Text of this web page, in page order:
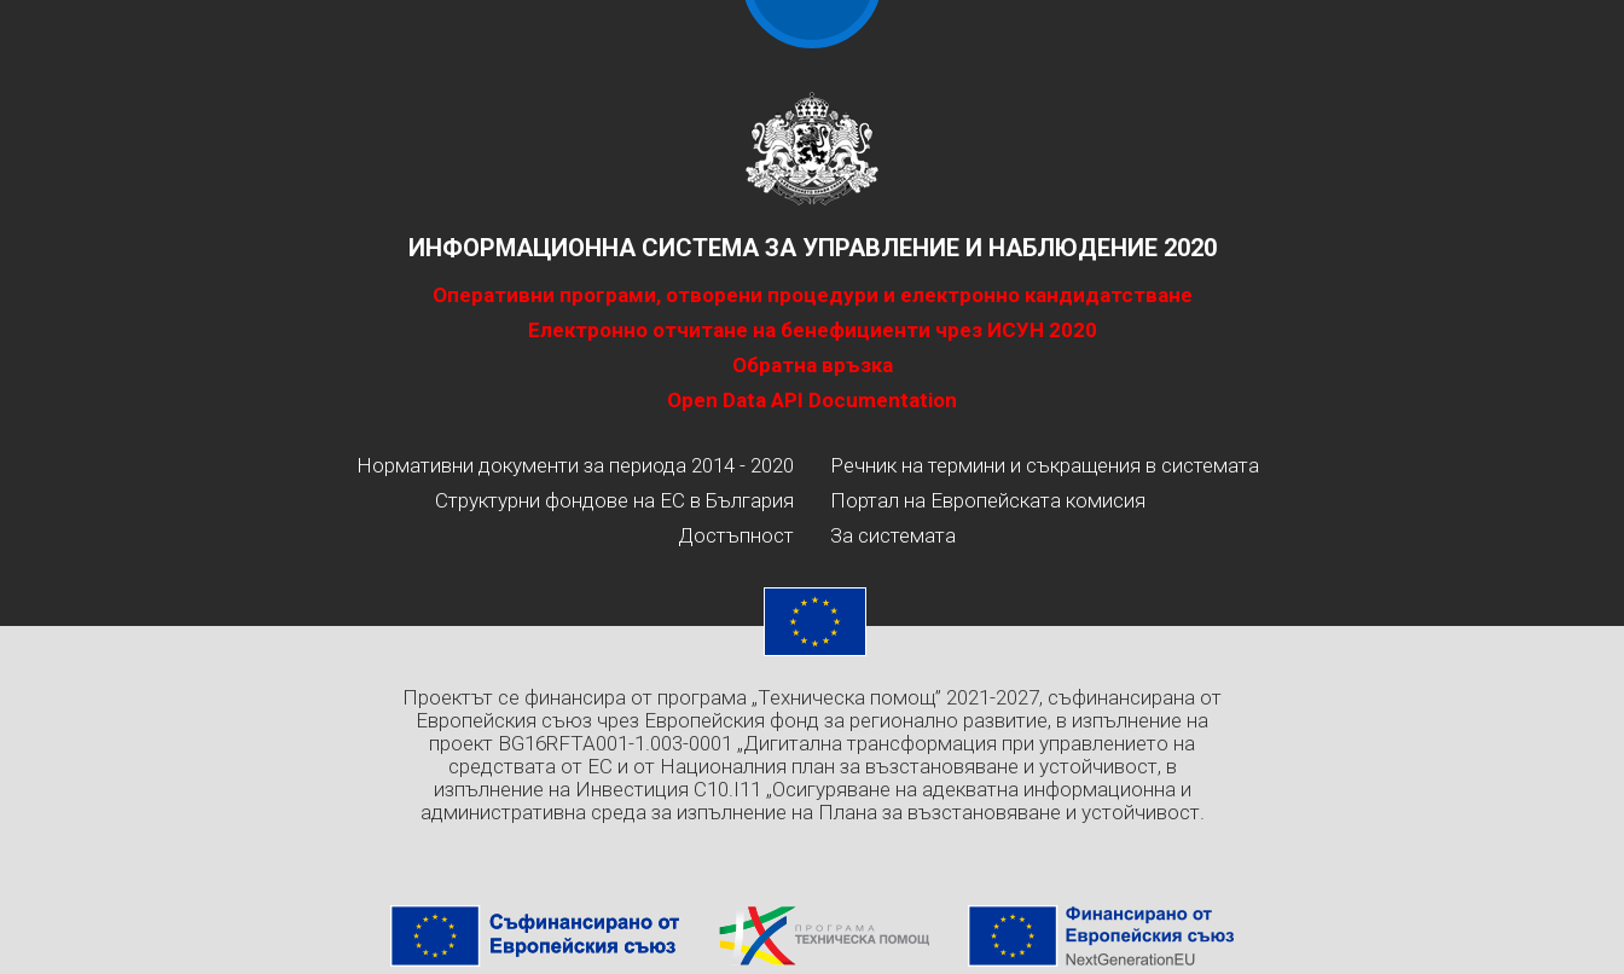
ИНФОРМАЦИОННА СИСТЕМА ЗА УПРАВЛЕНИЕ И НАБЛЮДЕНИЕ 2020
Оперативни програми, отворени процедури и електронно кандидатстване
Електронно отчитане на бенефициенти чрез ИСУН 2020
Обратна връзка
Open Data API Documentation
Нормативни документи за периода 2014 - 2020
Структурни фондове на ЕС в България
Достъпност
Речник на термини и съкращения в системата
Портал на Европейската комисия
За системата
Проектът се финансира от програма „Техническа помощ” 2021-2027, съфинансирана от
Европейския съюз чрез Европейския фонд за регионално развитие, в изпълнение на
проект BG16RFTA001-1.003-0001 „Дигитална трансформация при управлението на
средствата от ЕС и от Националния план за възстановяване и устойчивост, в
изпълнение на Инвестиция C10.I11 „Осигуряване на адекватна информационна и
административна среда за изпълнение на Плана за възстановяване и устойчивост.